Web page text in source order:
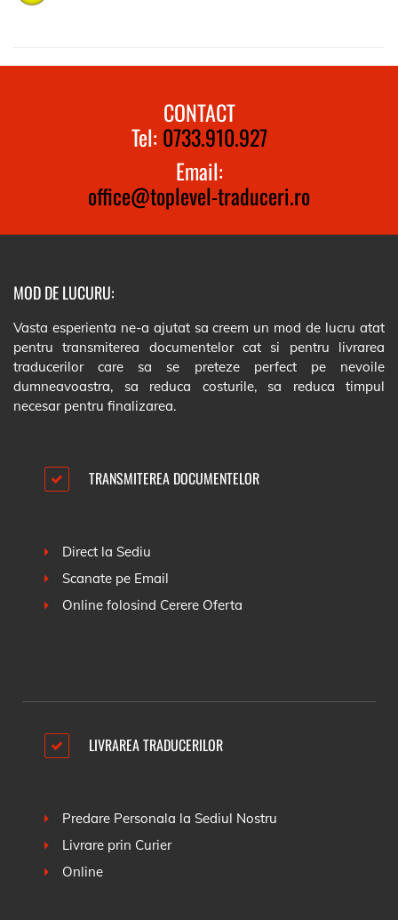
CONTACT
Tel: 0733.910.927
Email:
office@toplevel-traduceri.ro
MOD DE LUCURU:
Vasta esperienta ne-a ajutat sa creem un mod de lucru atat
pentru transmiterea documentelor cat si pentru livrarea
traducerilor care sa se preteze perfect pe nevoile
dumneavoastra, sa reduca costurile, sa reduca timpul
necesar pentru finalizarea.
TRANSMITEREA DOCUMENTELOR
Direct la Sediu
Scanate pe Email
Online folosind Cerere Oferta
LIVRAREA TRADUCERILOR
Predare Personala la Sediul Nostru
Livrare prin Curier
Online